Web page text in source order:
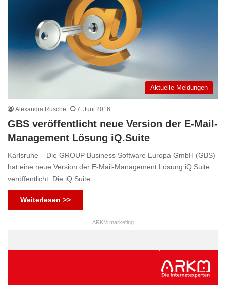
Aktuelle Meldungen
Alexandra Rüsche 7. Juni 2016
GBS veröffentlicht neue Version der E-Mail-
Management Lösung iQ.Suite
Karlsruhe – Die GROUP Business Software Europa GmbH (GBS)
hat eine neue Version der E-Mail-Management Lösung iQ.Suite
veröffentlicht. Die iQ.Suite…
Weiterlesen >>
ARKM.marketing